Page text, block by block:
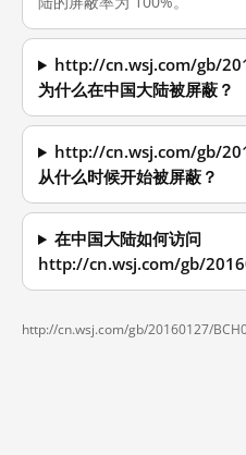
http://cn.wsj.com/gb/
为什么在中国大陆被屏蔽？
http://cn.wsj.com/gb/
从什么时候开始被屏蔽？
在中国大陆如何访问
http://cn.wsj.com/gb/
http://cn.wsj.com/gb/20160127/